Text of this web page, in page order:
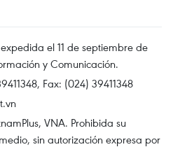
el 11 de septiembre de
y Comunicación.
Fax: (024) 39411348
VNA. Prohibida su
sin autorización expresa por